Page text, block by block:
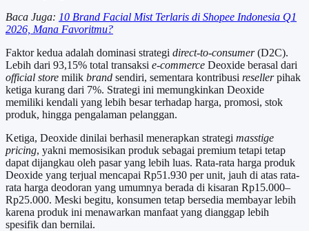
Baca Juga: 10 Brand Facial Mist Terlaris di Shopee Indonesia Q1
2026, Mana Favoritmu?
Faktor kedua adalah dominasi strategi direct-to-consumer(D2C).
Lebih dari 93,15% total transaksi e-commerce Deoxide berasal dari
official store milik brand sendiri, sementara kontribusi resellerpihak
ketiga kurang dari 7%. Strategi ini memungkinkan Deoxide
memiliki kendali yang lebih besar terhadap harga, promosi, stok
produk, hingga pengalaman pelanggan.
Ketiga, Deoxide dinilai berhasil menerapkan strategi masstige
pricing, yakni memosisikan produk sebagai premium tetapi tetap
dapat dijangkau oleh pasar yang lebih luas. Rata-rata harga produk
Deoxide yang terjual mencapai Rp51.930 per unit, jauh di atas rata-
rata harga deodoran yang umumnya berada di kisaran Rp15.000–
Rp25.000. Meski begitu, konsumen tetap bersedia membayar lebih
karena produk ini menawarkan manfaat yang dianggap lebih
spesifik dan bernilai.